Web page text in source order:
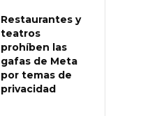
Restaurantes y
teatros
prohíben las
gafas de Meta
por temas de
privacidad